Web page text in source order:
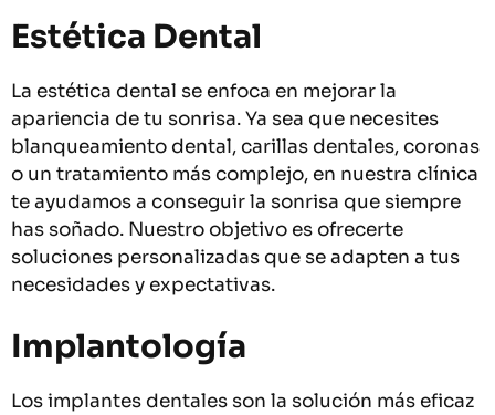
Estética Dental
La estética dental se enfoca en mejorar la
apariencia de tu sonrisa. Ya sea que necesites
blanqueamiento dental, carillas dentales, coronas
o un tratamiento más complejo, en nuestra clínica
te ayudamos a conseguir la sonrisa que siempre
has soñado. Nuestro objetivo es ofrecerte
soluciones personalizadas que se adapten a tus
necesidades y expectativas.
Implantología
Los implantes dentales son la solución más eficaz